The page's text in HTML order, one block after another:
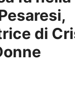
di